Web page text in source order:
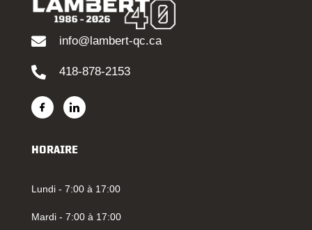
info@lambert-qc.ca
418-878-2153
HORAIRE
Lundi - 7:00 à 17:00
Mardi - 7:00 à 17:00